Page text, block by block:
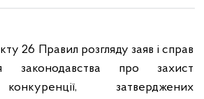
26 Правил розгляду заяв і справ
законодавства про захист
затверджених